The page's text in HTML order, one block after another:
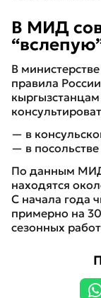
В МИД
В
правила
— в
— в
По данным
находятся
С начала года
примерно на
сезонных